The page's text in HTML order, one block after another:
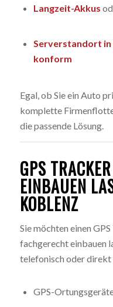
Langzeit-Akkus
Serverstandort in
konform
Egal, ob Sie ein Auto
komplette
die passende Lösung.
GPS
EINBAUEN
KOBLENZ
Sie möchten einen
fachgerecht einbauen
telefonisch oder
GPS-